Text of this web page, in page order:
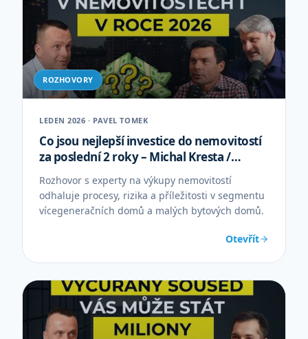
ROZHOVORY
LEDEN 2026 · PAVEL TOMEK
Co jsou nejlepší investice do nemovitostí
za poslední 2 roky – Michal Kresta /
Tomáš Kedzior
Rozhovor s experty na výkupy nemovitostí
odhaluje procesy, rizika a příležitosti v segmentu
vícegeneračních domů a malých bytových domů.
Otevřít